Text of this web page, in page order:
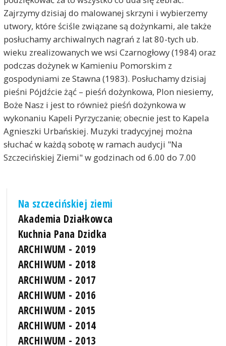
Zajrzymy dzisiaj do malowanej skrzyni i wybierzemy
utwory, które ściśle związane są dożynkami, ale także
posłuchamy archiwalnych nagrań z lat 80-tych ub.
wieku zrealizowanych we wsi Czarnogłowy (1984) oraz
podczas dożynek w Kamieniu Pomorskim z
gospodyniami ze Stawna (1983). Posłuchamy dzisiaj
pieśni Pójdźcie żąć – pieśń dożynkowa, Plon niesiemy,
Boże Nasz i jest to również pieśń dożynkowa w
wykonaniu Kapeli Pyrzyczanie; obecnie jest to Kapela
Agnieszki Urbańskiej. Muzyki tradycyjnej można
słuchać w każdą sobotę w ramach audycji "Na
Szczecińskiej Ziemi" w godzinach od 6.00 do 7.00
Na szczecińskiej ziemi
Akademia Działkowca
Kuchnia Pana Dzidka
ARCHIWUM - 2019
ARCHIWUM - 2018
ARCHIWUM - 2017
ARCHIWUM - 2016
ARCHIWUM - 2015
ARCHIWUM - 2014
ARCHIWUM - 2013